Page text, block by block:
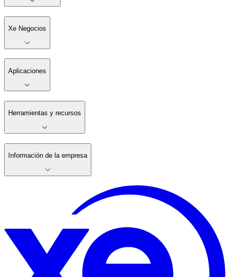
Xe Negocios
Aplicaciones
Herramientas y recursos
Información de la empresa